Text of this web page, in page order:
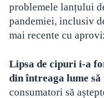
problemele lanțului
pandemiei, inclusiv
mai recente cu
Lipsa de cipuri i-a
din întreaga lume
consumatori să